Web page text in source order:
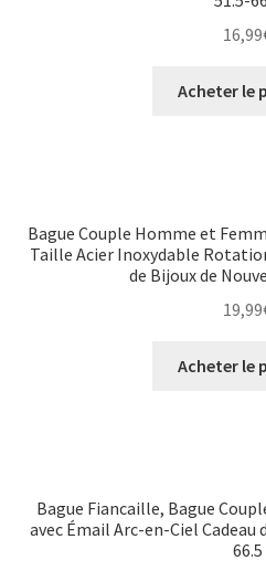
16,99
Acheter le
Bague Couple Homme et
Taille Acier Inoxydable
de Bijoux de
19,99
Acheter le
Bague Fiancaille, Bague
avec Émail Arc-en-Ciel Cadeau
66.5